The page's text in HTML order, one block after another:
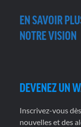
EN SAVOIR
NOTRE VISION
DEVENEZ UN
Inscrivez-vous
nouvelles et des